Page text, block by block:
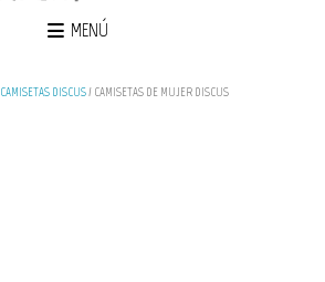
MENÚ
CAMISETAS DISCUS/ CAMISETAS DE MUJER DISCUS